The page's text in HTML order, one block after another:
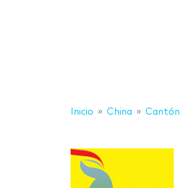
Inicio China Cantón